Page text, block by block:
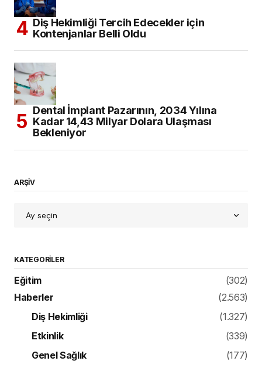
Diş Hekimliği Tercih Edecekler için
Kontenjanlar Belli Oldu
Dental İmplant Pazarının, 2034 Yılına
Kadar 14,43 Milyar Dolara Ulaşması
Bekleniyor
ARŞİV
KATEGORILER
Eğitim
(302)
Haberler
(2.563)
Diş Hekimliği
(1.327)
Etkinlik
(339)
Genel Sağlık
(177)